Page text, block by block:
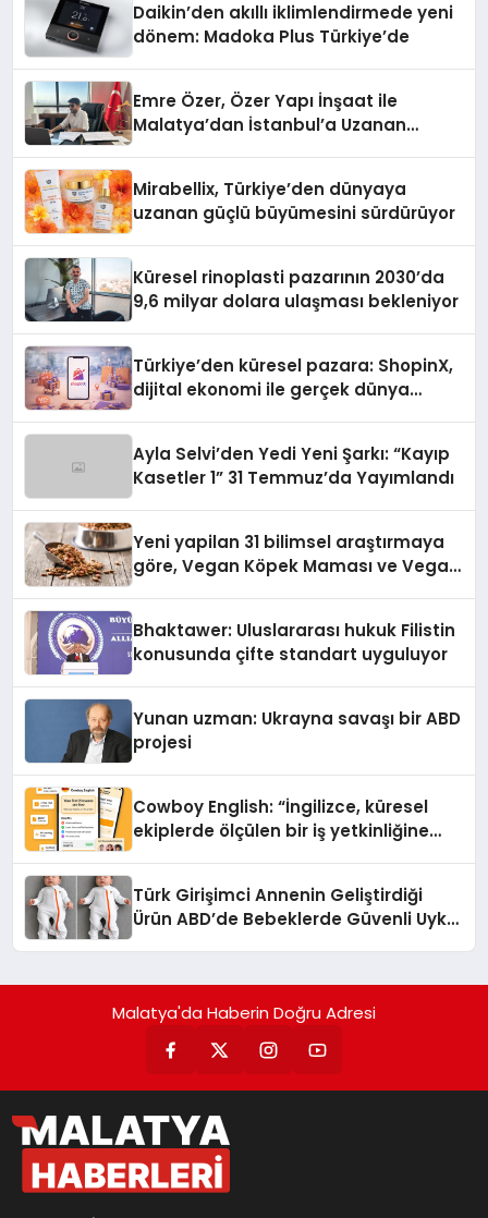
Daikin’den akıllı iklimlendirmede yeni
dönem: Madoka Plus Türkiye’de
Emre Özer, Özer Yapı İnşaat ile
Malatya’dan İstanbul’a Uzanan
Mirabellix, Türkiye’den dünyaya
uzanan güçlü büyümesini sürdürüyor
Küresel rinoplasti pazarının 2030’da
9,6 milyar dolara ulaşması bekleniyor
Türkiye’den küresel pazara: ShopinX,
dijital ekonomi ile gerçek dünya
Ayla Selvi’den Yedi Yeni Şarkı: “Kayıp
Kasetler 1” 31 Temmuz’da Yayımlandı
Yeni yapilan 31 bilimsel araştırmaya
göre, Vegan Köpek Maması ve Vegan
Bhaktawer: Uluslararası hukuk Filistin
konusunda çifte standart uyguluyor
Yunan uzman: Ukrayna savaşı bir ABD
projesi
Cowboy English: “İngilizce, küresel
ekiplerde ölçülen bir iş yetkinliğine
Türk Girişimci Annenin Geliştirdiği
Ürün ABD’de Bebeklerde Güvenli Uyku
Malatya'da Haberin Doğru Adresi